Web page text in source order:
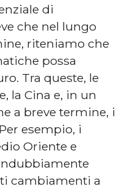
di
che nel lungo
riteniamo che
possa
Tra queste, le
la Cina e, in un
a breve termine, i
esempio, i
Oriente e
cambiamenti a